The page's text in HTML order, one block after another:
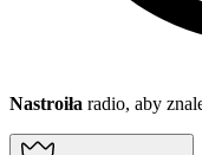
Nastroiła radio, aby